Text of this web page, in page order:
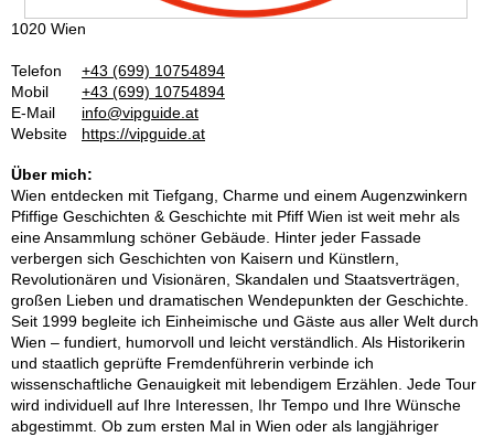
1020 Wien
Telefon
+43 (699) 10754894
Mobil
+43 (699) 10754894
E-Mail
info@vipguide.at
Website
https://vipguide.at
Über mich:
Wien entdecken mit Tiefgang, Charme und einem Augenzwinkern
Pfiffige Geschichten & Geschichte mit Pfiff Wien ist weit mehr als
eine Ansammlung schöner Gebäude. Hinter jeder Fassade
verbergen sich Geschichten von Kaisern und Künstlern,
Revolutionären und Visionären, Skandalen und Staatsverträgen,
großen Lieben und dramatischen Wendepunkten der Geschichte.
Seit 1999 begleite ich Einheimische und Gäste aus aller Welt durch
Wien – fundiert, humorvoll und leicht verständlich. Als Historikerin
und staatlich geprüfte Fremdenführerin verbinde ich
wissenschaftliche Genauigkeit mit lebendigem Erzählen. Jede Tour
wird individuell auf Ihre Interessen, Ihr Tempo und Ihre Wünsche
abgestimmt. Ob zum ersten Mal in Wien oder als langjähriger